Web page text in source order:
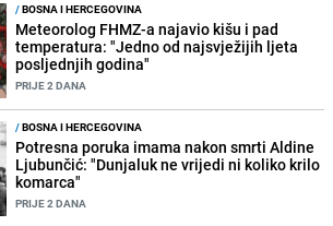
/BOSNA I HERCEGOVINA
Meteorolog FHMZ-a najavio kišu i pad
temperatura: "Jedno od najsvježijih ljeta
posljednjih godina"
PRIJE 2 DANA
/BOSNA I HERCEGOVINA
Potresna poruka imama nakon smrti Aldine
Ljubunčić: "Dunjaluk ne vrijedi ni koliko krilo
komarca"
PRIJE 2 DANA